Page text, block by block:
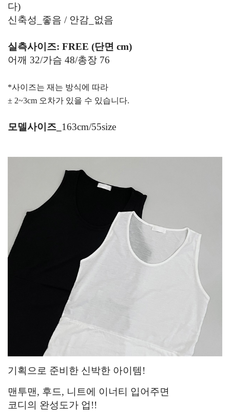
다)
신축성_좋음 / 안감_없음
실측사이즈: FREE (단면 cm)
어깨 32/가슴 48/총장 76
*사이즈는 재는 방식에 따라
± 2~3cm 오차가 있을 수 있습니다.
모델사이즈_ 163cm/55size
기획으로 준비한 신박한 아이템!
맨투맨, 후드, 니트에 이너티 입어주면
코디의 완성도가 업!!